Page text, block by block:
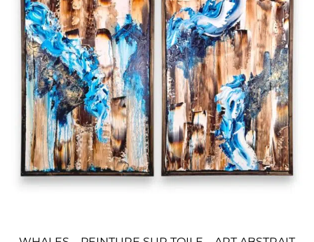
dompelt je onder in het hart van een
emotionele storm. De subtiele overgangen
tussen kleuren en texturen roepen de eb en
vloed van passies op en creëren een visuele
dialoog tussen de elementen van het doek.
Ontdek de complexiteit van menselijke passies
door de subtiele details van dit boeiende werk.
Laat je meeslepen door de intensiteit van de
afgebeelde emoties en verken de contrasten
en spanningen die ‘Passie’ tot leven brengen.